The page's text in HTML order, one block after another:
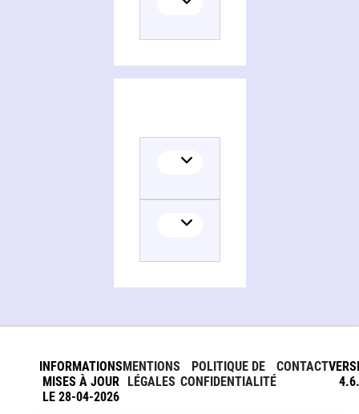
INFORMATIONS
MISES À JOUR
LE 28-04-2026
MENTIONS
LÉGALES
POLITIQUE DE
CONFIDENTIALITÉ
CONTACT